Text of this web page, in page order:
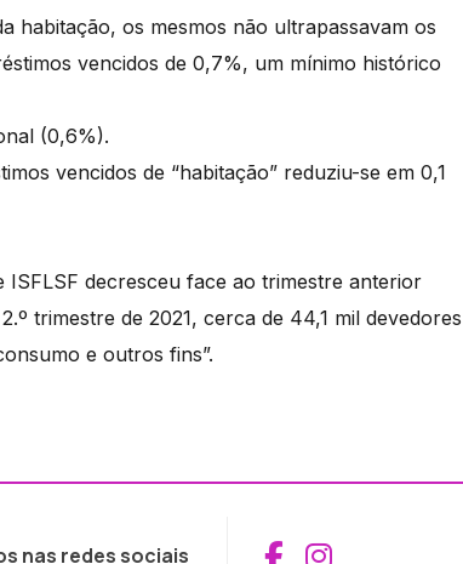
habitação, os mesmos não ultrapassavam os
vencidos de 0,7%, um mínimo histórico
(0,6%).
vencidos de “habitação” reduziu-se em 0,1
decresceu face ao trimestre anterior
trimestre de 2021, cerca de 44,1 mil devedores
e outros fins”.
nas redes sociais Aceder ao
Aceder